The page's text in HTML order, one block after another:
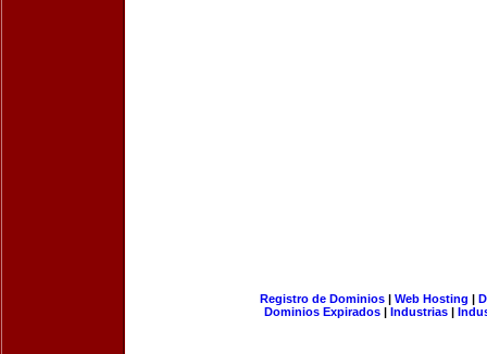
Registro de Dominios| Web Hosting |
Dominios Expirados | Industrias |